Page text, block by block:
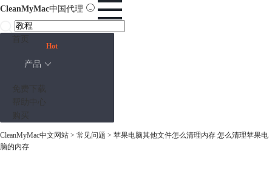
CleanMyMac中国代理
产品
Hot
CleanMyMac中文网站 > 常见问题 > 苹果电脑其他文件怎么清理内存 怎么清理苹果电
脑的内存